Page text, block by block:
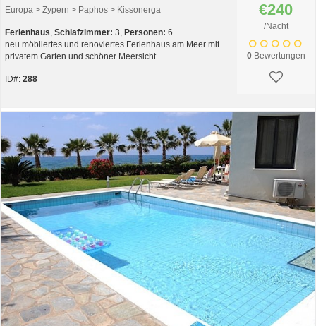
Europa > Zypern > Paphos > Kissonerga
Ferienhaus, Schlafzimmer: 3, Personen: 6
neu möbliertes und renoviertes Ferienhaus am Meer mit
privatem Garten und schöner Meersicht
ID#: 288
€240
/Nacht
0Bewertungen